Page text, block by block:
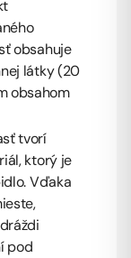
obsahuje
látky (20
obsahom
tvorí
ktorý je
Vďaka
pod